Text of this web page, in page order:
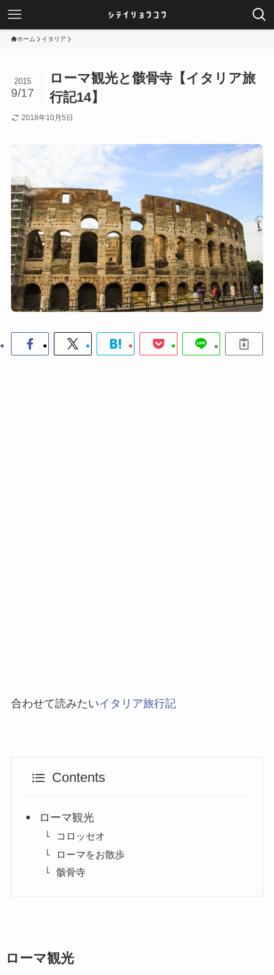
ホーム イタリア
ローマ観光と骸骨寺【イタリア旅
行記14】
2015
9/17
2018年10月5日
合わせて読みたいイタリア旅行記
Contents
ローマ観光
コロッセオ
ローマをお散歩
骸骨寺
ローマ観光